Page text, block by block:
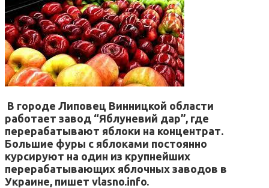
В городе Липовец Винницкой области
работает завод “Яблуневий дар”, где
перерабатывают яблоки на концентрат.
Большие фуры с яблоками постоянно
курсируют на один из крупнейших
перерабатывающих яблочных заводов в
Украине, пишет vlasno.info.